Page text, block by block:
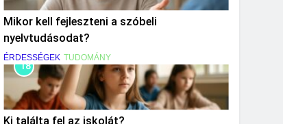
Mikor kell fejleszteni a szóbeli
nyelvtudásodat?
ÉRDESSÉGEK TUDOMÁNY
18
Ki találta fel az iskolát?